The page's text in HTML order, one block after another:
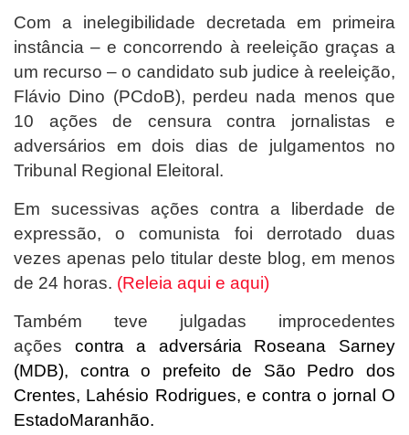
Com a inelegibilidade decretada em primeira
instância – e concorrendo à reeleição graças a
um recurso – o candidato sub judice à reeleição,
Flávio Dino (PCdoB), perdeu nada menos que
10 ações de censura contra jornalistas e
adversários em dois dias de julgamentos no
Tribunal Regional Eleitoral.
Em sucessivas ações contra a liberdade de
expressão, o comunista foi derrotado duas
vezes apenas pelo titular deste blog, em menos
de 24 horas. (Releia aqui e aqui)
Também teve julgadas improcedentes
ações
contra a adversária Roseana Sarney
(MDB), contra o prefeito de São Pedro dos
Crentes, Lahésio Rodrigues, e contra o jornal O
EstadoMaranhão.